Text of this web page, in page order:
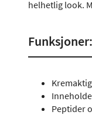
helhetlig look.
Funksjoner:
Peptider